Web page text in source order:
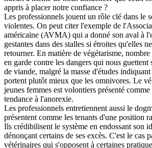
appris à placer notre confiance ?
Les professionnels jouent un rôle clé dans le
violentes. On peut citer l'exemple de
américaine (AVMA) qui a donné son aval à
gestantes dans des stalles si étroites qu'elles
retourner. En matière de végétarisme,
en garde contre les dangers qui nous guettent
de viande, malgré la masse d'études
portent plutôt mieux que les omnivores. Le
jeunes femmes est volontiers présenté
tendance à l'anorexie.
Les professionnels entretiennent aussi le
présentent comme les tenants d'une position
Ils crédibilisent le système en endossant son
dénonçant certains de ses excès. C'est le cas
vétérinaires qui s'opposent à certaines